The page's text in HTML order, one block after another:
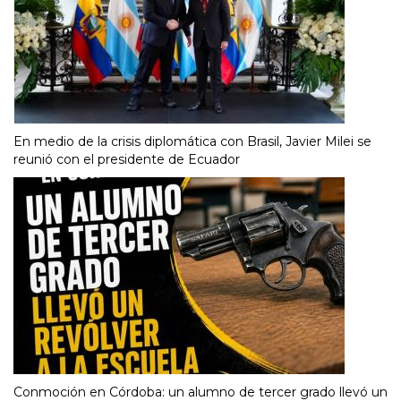
En medio de la crisis diplomática con Brasil, Javier Milei se
reunió con el presidente de Ecuador
Conmoción en Córdoba: un alumno de tercer grado llevó un